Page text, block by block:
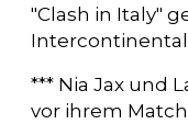
"Clash in Italy"
*** Nia Jax und
vor ihrem